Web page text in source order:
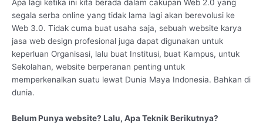
Apa lagi ketika ini kita berada dalam cakupan Web 2.0 yang
segala serba online yang tidak lama lagi akan berevolusi ke
Web 3.0. Tidak cuma buat usaha saja, sebuah website karya
jasa web design profesional juga dapat digunakan untuk
keperluan Organisasi, lalu buat Institusi, buat Kampus, untuk
Sekolahan, website berperanan penting untuk
memperkenalkan suatu lewat Dunia Maya Indonesia. Bahkan di
dunia.
Belum Punya website? Lalu, Apa Teknik Berikutnya?